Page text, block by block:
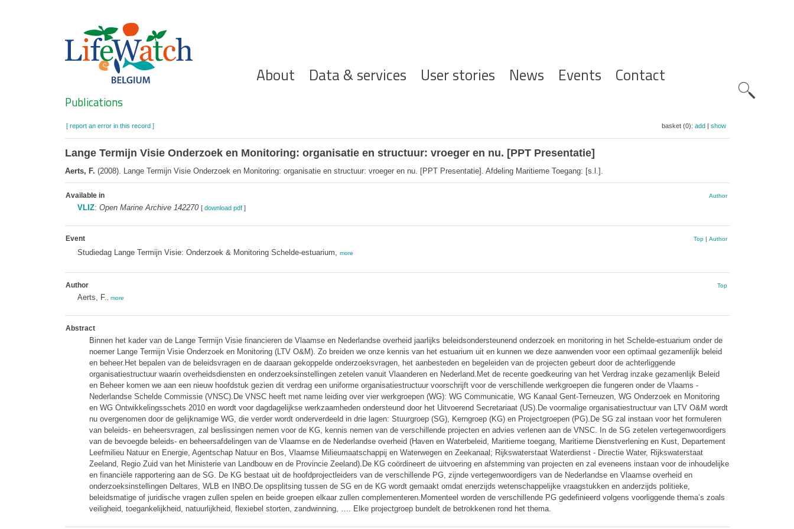
Hoofdnavigatie
About Data & services User stories News Events Contact
Search
Publications
[ report an error in this record ] basket (0): add| show
Lange Termijn Visie Onderzoek en Monitoring: organisatie en structuur: vroeger en nu. [PPT Presentatie]
Aerts, F. (2008). Lange Termijn Visie Onderzoek en Monitoring: organisatie en structuur: vroeger en nu. [PPT Presentatie]. Afdeling Maritieme Toegang: [s.l.].
Available in Author
VLIZ: Open Marine Archive 142270 [ download pdf]
Event Top| Author
Studiedag Lange Termijn Visie: Onderzoek & Monitoring Schelde-estuarium, more
Author Top
Aerts, F. more
Abstract
Binnen het kader van de Lange Termijn Visie financieren de Vlaamse en Nederlandse overheid jaarlijks beleidsondersteunend onderzoek en monitoring in het Schelde-estuarium onder de
noemer Lange Termijn Visie Onderzoek en Monitoring (LTV O&M). Zo breiden we onze kennis van het estuarium uit en kunnen we deze aanwenden voor een optimaal gezamenlijk beleid
en beheer.Het bepalen van de beleidsvragen en de daaraan gekoppelde onderzoeksvragen, het aanbesteden en begeleiden van de projecten gebeurt door de achterliggende
organisatiestructuur waarin overheidsdiensten en onderzoeksinstellingen zetelen vanuit Vlaanderen en Nederland.Met de recente goedkeuring van het Verdrag inzake gezamenlijk Beleid
en Beheer komen we aan een nieuw hoofdstuk gezien dit verdrag een uniforme organisatiestructuur voorschrijft voor de verschillende werkgroepen die fungeren onder de Vlaams -
Nederlandse Schelde Commissie (VNSC).De VNSC heeft met name leiding over vier werkgroepen (WG): WG Communicatie, WG Kanaal Gent-Terneuzen, WG Onderzoek en Monitoring
en WG Ontwikkelingsschets 2010 en wordt voor dagdagelijkse werkzaamheden ondersteund door het Uitvoerend Secretariaat (US).De voormalige organisatiestructuur van LTV O&M wordt
nu overgenomen door de gelijknamige WG, die verder wordt onderverdeeld in drie lagen: Stuurgroep (SG), Kerngroep (KG) en Projectgroepen (PG).De SG zal instaan voor het formuleren
van beleids- en beheersvragen, zal beslissingen nemen voor de KG, kennis nemen van de verschillende projecten en advies verlenen aan de VNSC. In de SG zetelen vertegenwoordigers
van de bevoegde beleids- en beheersafdelingen van de Vlaamse en de Nederlandse overheid (Haven en Waterbeleid, Maritieme toegang, Maritieme Dienstverlening en Kust, Departement
Leefmilieu Natuur en Energie, Agentschap Natuur en Bos, Vlaamse Milieumaatschappij en Waterwegen en Zeekanaal; Rijkswaterstaat Waterdienst - Directie Water, Rijkswaterstaat
Zeeland, Regio Zuid van het Ministerie van Landbouw en de Provincie Zeeland).De KG coördineert de uitvoering en afstemming van projecten en zal eveneens instaan voor de inhoudelijke
en financiële rapportering aan de SG. De KG bestaat uit de hoofdprojectleiders van de verschillende PG, zijnde vertegenwoordigers van de Nederlandse en Vlaamse overheid en
onderzoeksinstellingen Deltares, WLB en INBO.De opsplitsing tussen de SG en de KG wordt gemaakt omdat enerzijds wetenschappelijke vraagstukken en anderzijds politieke,
beleidsmatige of juridische vragen zullen spelen en beide groepen elkaar zullen complementeren.Momenteel worden de verschillende PG gedefinieerd volgens voorliggende thema’s zoals
veiligheid, toegankelijkheid, natuurlijkheid, flexiebel storten, zandwinning, …. Elke projectgroep bundelt de betrokkenen rond het thema.